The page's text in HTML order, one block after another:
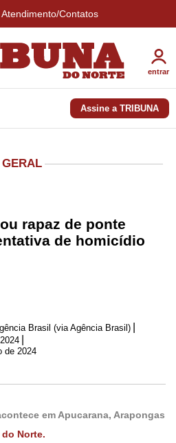
Contatos
entrar
Assine a TRIBUNA
GERAL
rapaz de ponte
de homicídio
Brasil (via Agência Brasil)
de 2024
em Apucarana, Arapongas
Norte.